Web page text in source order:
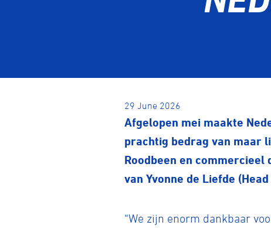
29 June 2026
Afgelopen mei maakte
prachtig bedrag van maar
Roodbeen en
van Yvonne de Liefde
“We zijn enorm dankbaar